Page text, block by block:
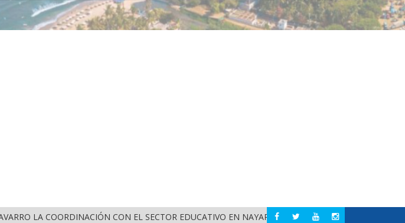
LA COORDINACIÓN CON EL SECTOR EDUCATIVO EN NAYARIT NAYARIT ALERTA DIF